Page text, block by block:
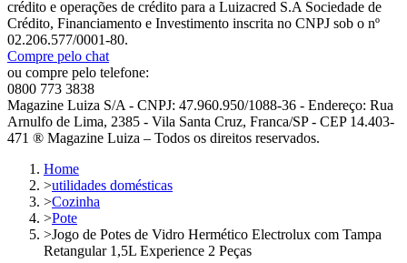
crédito e operações de crédito para a Luizacred S.A Sociedade de
Crédito, Financiamento e Investimento inscrita no CNPJ sob o nº
02.206.577/0001-80.
Compre pelo chat
ou compre pelo telefone:
0800 773 3838
Magazine Luiza S/A - CNPJ: 47.960.950/1088-36 - Endereço: Rua
Arnulfo de Lima, 2385 - Vila Santa Cruz, Franca/SP - CEP 14.403-
471 ® Magazine Luiza – Todos os direitos reservados.
Home
>utilidades domésticas
>Cozinha
>Pote
>Jogo de Potes de Vidro Hermético Electrolux com Tampa
Retangular 1,5L Experience 2 Peças